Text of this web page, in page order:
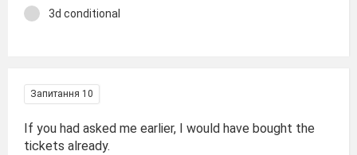
3d conditional
Запитання 10
If you had asked me earlier, I would have bought the
tickets already.